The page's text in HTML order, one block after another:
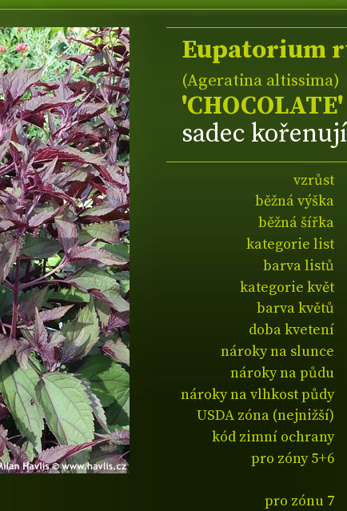
Eupatorium
(Ageratina altissima)
'CHOCOLATE'
sadec
vzrůst
běžná výška
běžná šířka
kategorie list
barva listů
kategorie květ
barva květů
doba kvetení
nároky na slunce
nároky na půdu
nároky na vlhkost půdy
USDA zóna (nejnižší)
kód zimní ochrany
pro zóny 5+6
pro zónu 7